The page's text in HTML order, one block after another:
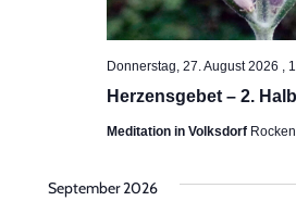
Herzensgebet – 2.
Donnerstag, 27. August 2026 ,
Meditation in Volksdorf
September 2026